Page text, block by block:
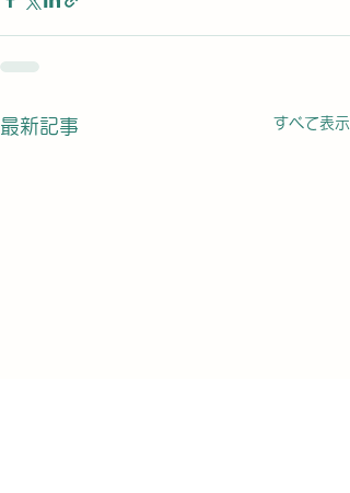
最新記事 すべて表示